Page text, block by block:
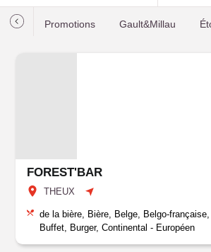
Promotions Gault&Millau
FOREST'BAR
THEUX
de la bière, Bière, Belge, Belgo-
Buffet, Burger, Continental - Européen